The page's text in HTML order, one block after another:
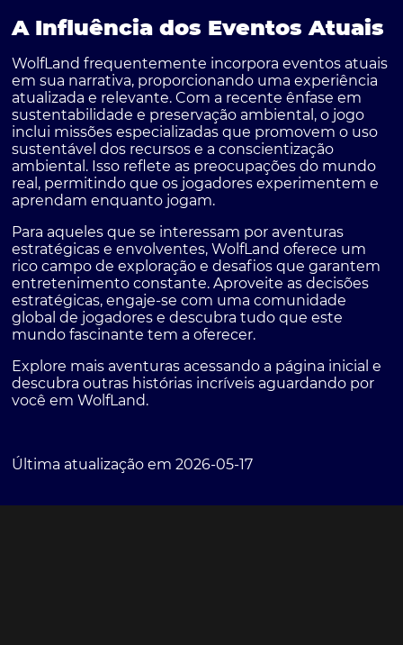
A Influência dos Eventos Atuais
WolfLand frequentemente incorpora eventos atuais
em sua narrativa, proporcionando uma experiência
atualizada e relevante. Com a recente ênfase em
sustentabilidade e preservação ambiental, o jogo
inclui missões especializadas que promovem o uso
sustentável dos recursos e a conscientização
ambiental. Isso reflete as preocupações do mundo
real, permitindo que os jogadores experimentem e
aprendam enquanto jogam.
Para aqueles que se interessam por aventuras
estratégicas e envolventes,WolfLand oferece um
rico campo de exploração e desafios que garantem
entretenimento constante. Aproveite as decisões
estratégicas, engaje-se com uma comunidade
global de jogadores e descubra tudo que este
mundo fascinante tem a oferecer.
Explore mais aventuras acessando a página inicial e
descubra outras histórias incríveis aguardando por
você em WolfLand.
Última atualização em 2026-05-17